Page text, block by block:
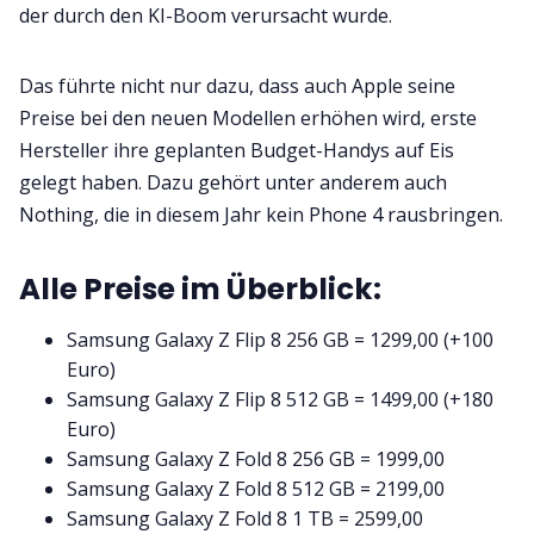
der durch den KI-Boom verursacht wurde.
Das führte nicht nur dazu, dass auch Apple seine
Preise bei den neuen Modellen erhöhen wird, erste
Hersteller ihre geplanten Budget-Handys auf Eis
gelegt haben. Dazu gehört unter anderem auch
Nothing, die in diesem Jahr kein Phone 4 rausbringen.
Alle Preise im Überblick:
Samsung Galaxy Z Flip 8 256 GB = 1299,00 (+100
Euro)
Samsung Galaxy Z Flip 8 512 GB = 1499,00 (+180
Euro)
Samsung Galaxy Z Fold 8 256 GB = 1999,00
Samsung Galaxy Z Fold 8 512 GB = 2199,00
Samsung Galaxy Z Fold 8 1 TB = 2599,00